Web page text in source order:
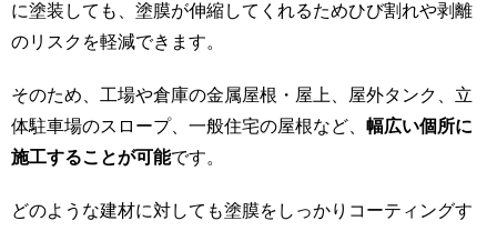
に塗装しても、塗膜が伸縮してくれるためひび割れや剥離
のリスクを軽減できます。
そのため、工場や倉庫の金属屋根・屋上、屋外タンク、立
体駐車場のスロープ、一般住宅の屋根など、 幅広い個所に
施工することが可能です。
どのような建材に対しても塗膜をしっかりコーティングす